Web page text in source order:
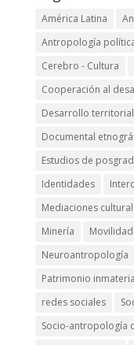
América Latina
Antropología
Cerebro - Cultura
Cooperación al
Desarrollo territorial
Documental
Estudios de
Identidades
Mediaciones
Minería
Neuroantropología
Patrimonio
redes sociales
Socio-antropología